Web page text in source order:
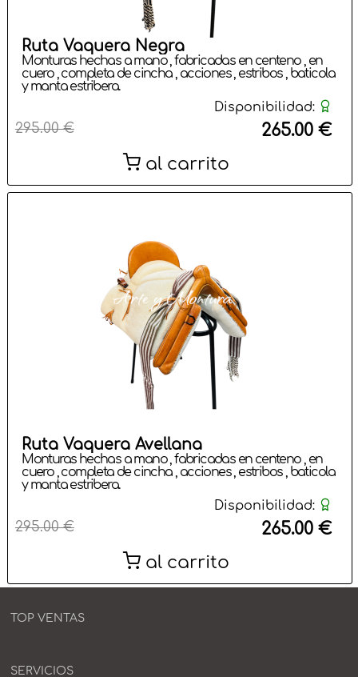
Ruta Vaquera Negra
Monturas hechas a mano , fabricadas en centeno , en
cuero , completa de cincha , acciones , estribos , baticola
y manta estribera.
Disponibilidad:
295.00 € 265.00 €
al carrito
Ruta Vaquera Avellana
Monturas hechas a mano , fabricadas en centeno , en
cuero , completa de cincha , acciones , estribos , baticola
y manta estribera.
Disponibilidad:
295.00 € 265.00 €
al carrito
TOP VENTAS
SERVICIOS